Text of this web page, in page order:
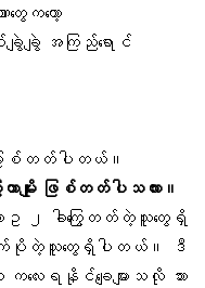
ကတော့
ျွဲချွဲ အကြည်ရောင်
ဖြစ်တတ်ပါတယ်။
ျိုး ဖြစ်တတ်ပါသလား။
၂ ခါကြွေတတ်တဲ့သူတွေရှိ
က်ပိုတဲ့သူတွေရှိပါတယ်။ ဒီ
းရနိုင်ချေများသလို သား